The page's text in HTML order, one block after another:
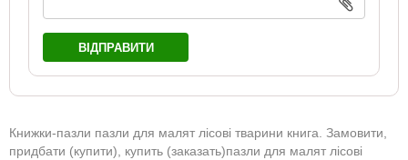
ВІДПРАВИТИ
Книжки-пазли пазли для малят лісові тварини книга. Замовити,
придбати (купити), купить (заказать)пазли для малят лісові